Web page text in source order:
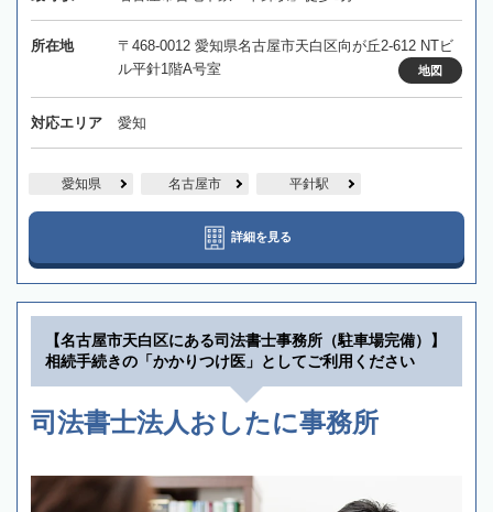
所在地
〒468-0012 愛知県名古屋市天白区向が丘2-612 NTビ
ル平針1階A号室
地図
対応エリア 愛知
愛知県 名古屋市 平針駅
詳細を見る
【名古屋市天白区にある司法書士事務所（駐車場完備）】
相続手続きの「かかりつけ医」としてご利用ください
司法書士法人おしたに事務所